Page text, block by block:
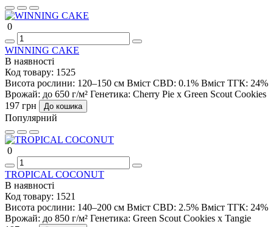
0
WINNING CAKE
В наявності
Код товару: 1525
Висота рослини: 120–150 см Вміст CBD: 0.1% Вміст ТГК: 24%
Врожай: до 650 г/м² Генетика: Cherry Pie x Green Scout Cookies
197 грн
До кошика
Популярний
0
TROPICAL COCONUT
В наявності
Код товару: 1521
Висота рослини: 140–200 см Вміст CBD: 2.5% Вміст ТГК: 24%
Врожай: до 850 г/м² Генетика: Green Scout Cookies x Tangie